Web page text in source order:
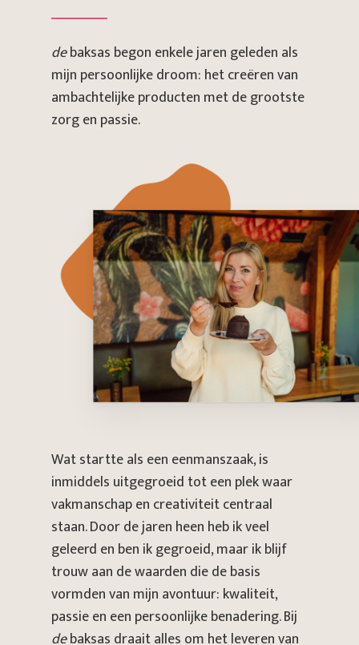
debaksas begon enkele jaren geleden als
mijn persoonlijke droom: het creëren van
ambachtelijke producten met de grootste
zorg en passie.
Wat startte als een eenmanszaak, is
inmiddels uitgegroeid tot een plek waar
vakmanschap en creativiteit centraal
staan. Door de jaren heen heb ik veel
geleerd en ben ik gegroeid, maar ik blijf
trouw aan de waarden die de basis
vormden van mijn avontuur: kwaliteit,
passie en een persoonlijke benadering. Bij
debaksas draait alles om het leveren van